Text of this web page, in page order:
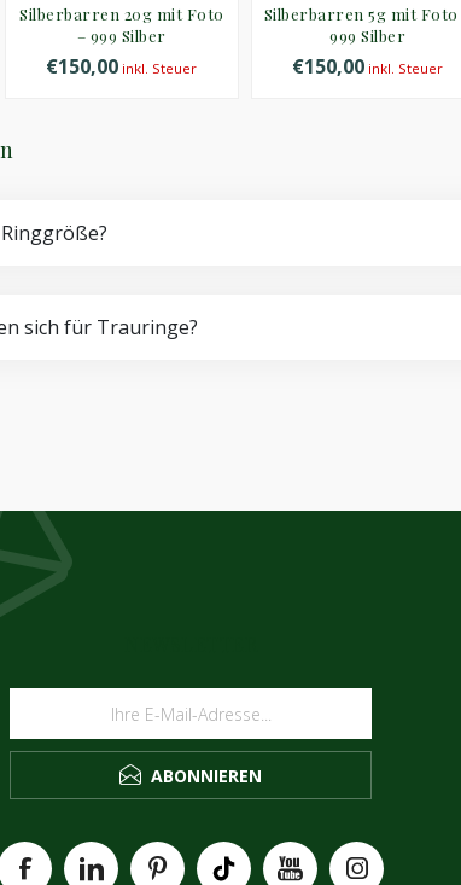
Silberbarren 20g mit Foto
– 999 Silber
€150,00 inkl. Steuer
Silberbarren 5g mit Foto
999 Silber
€150,00 inkl. Steuer
sich für Trauringe?
ABONNIEREN